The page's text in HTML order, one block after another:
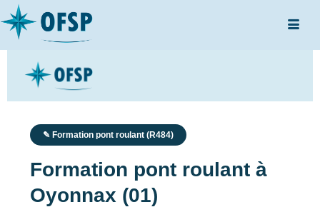
✎ Formation pont roulant (R484)
Formation pont roulant à
Oyonnax (01)